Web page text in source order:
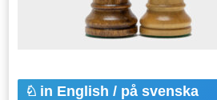
in English / på svenska